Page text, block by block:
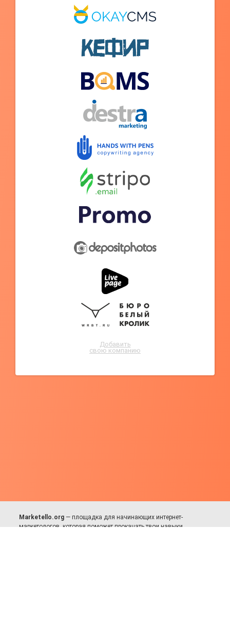
Добавить
свою компанию
Marketello.org — площадка для начинающих интернет-
маркетологов, которая поможет прокачать твои навыки.